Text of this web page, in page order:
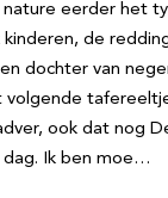
nature eerder het
de
dochter van
volgende
ook dat nog
dag. Ik ben moe…